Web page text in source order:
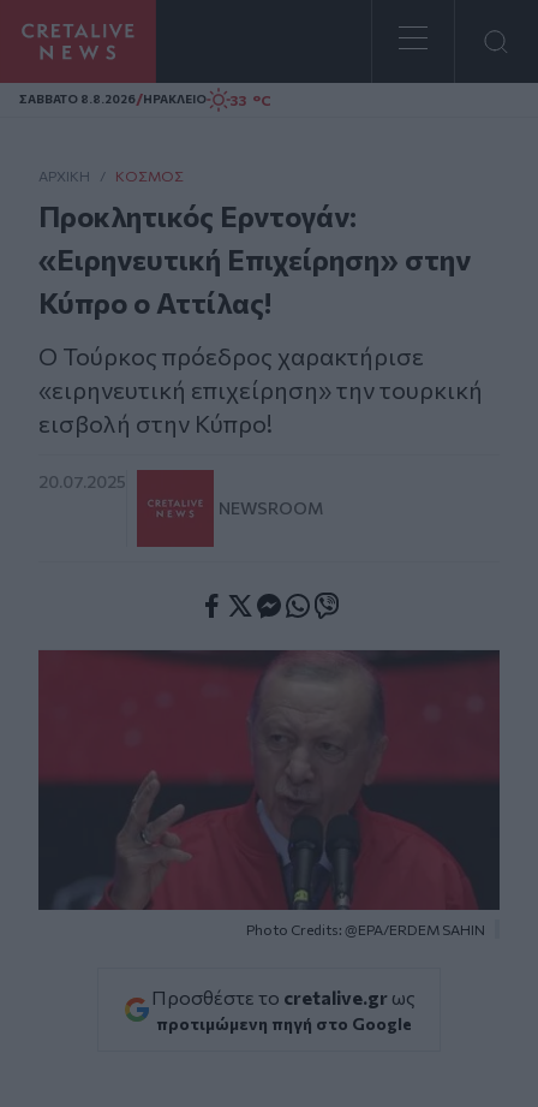
Homepage
ΣAΒΒΑΤΟ 8.8.2026/ΗΡΑΚΛΕΙΟ 33 °C
ΑΡΧΙΚΗ / ΚΌΣΜΟΣ
Προκλητικός Ερντογάν:
«Ειρηνευτική Επιχείρηση» στην
Κύπρο ο Αττίλας!
Ο Τούρκος πρόεδρος χαρακτήρισε
«ειρηνευτική επιχείρηση» την τουρκική
εισβολή στην Κύπρο!
20.07.2025
NEWSROOM
Photo Credits: @EPA/ERDEM SAHIN
Προσθέστε το cretalive.gr ως
προτιμώμενη πηγή στο Google